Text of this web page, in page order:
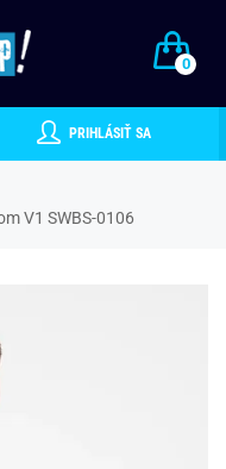
0
PRIHLÁSIŤ SA
V1 SWBS-0106